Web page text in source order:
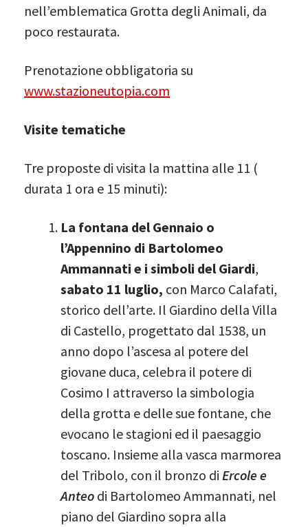
nell’emblematica Grotta degli Animali, da
poco restaurata.
Prenotazione obbligatoria su
www.stazioneutopia.com
Visite tematiche
Tre proposte di visita la mattina alle 11 (
durata 1 ora e 15 minuti):
La fontana del Gennaio o
l’Appennino di Bartolomeo
Ammannati e i simboli del Giardi,
sabato 11 luglio, con Marco Calafati,
storico dell’arte. Il Giardino della Villa
di Castello, progettato dal 1538, un
anno dopo l’ascesa al potere del
giovane duca, celebra il potere di
Cosimo I attraverso la simbologia
della grotta e delle sue fontane, che
evocano le stagioni ed il paesaggio
toscano. Insieme alla vasca marmorea
del Tribolo, con il bronzo di Ercole e
Anteo di Bartolomeo Ammannati, nel
piano del Giardino sopra alla